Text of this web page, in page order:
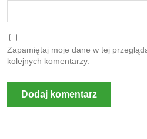
Zapamiętaj moje dane w tej
kolejnych komentarzy.